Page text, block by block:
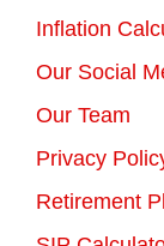
Inflation
Our Social
Our Team
Privacy
Retirement